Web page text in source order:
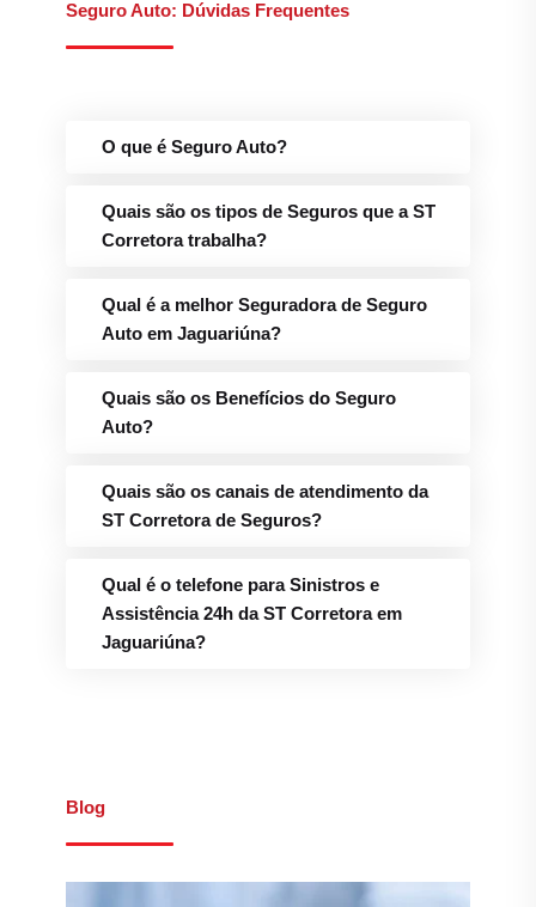
Seguro Auto: Dúvidas Frequentes
O que é Seguro Auto?
Quais são os tipos de Seguros que a ST
Corretora trabalha?
Qual é a melhor Seguradora de Seguro
Auto em Jaguariúna?
Quais são os Benefícios do Seguro
Auto?
Quais são os canais de atendimento da
ST Corretora de Seguros?
Qual é o telefone para Sinistros e
Assistência 24h da ST Corretora em
Jaguariúna?
Blog